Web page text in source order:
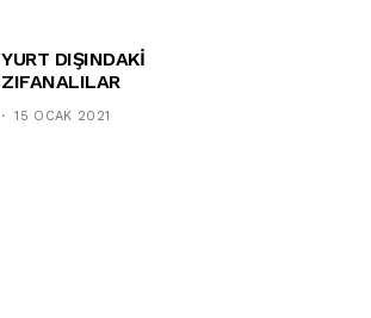
YURT DIŞINDAKİ
ZIFANALILAR
15 OCAK 2021